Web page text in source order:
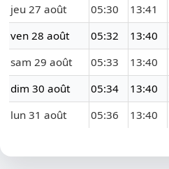
jeu 27 août 05:30 13:41
ven 28 août
05:32 13:40
sam 29 août
05:33 13:40
dim 30 août
05:34 13:40
lun 31 août
05:36 13:40